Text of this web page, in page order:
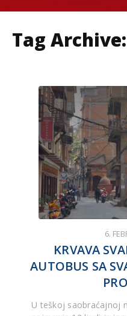
Tag
6.
KRVAVA
AUTOBUS SA
U teškoj saobraćajnoj